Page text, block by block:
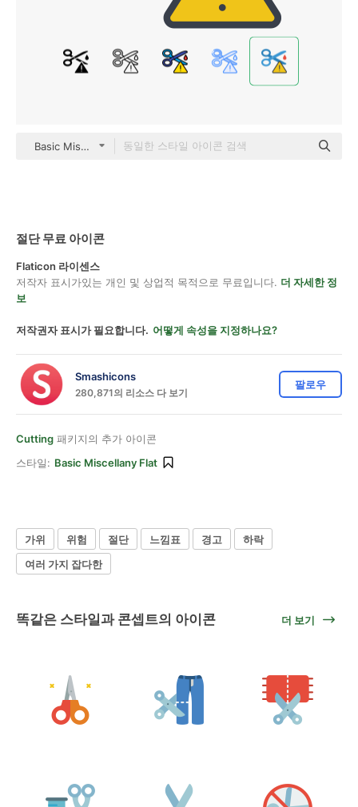
Basic Miscellany Flat
절단 무료 아이콘
Flaticon 라이센스
저작자 표시가있는 개인 및 상업적 목적으로 무료입니다. 더 자세한 정
보
저작권자 표시가 필요합니다. 어떻게 속성을 지정하나요?
Smashicons
280,871의 리소스 다 보기
팔로우
Cutting 패키지의 추가 아이콘
스타일: Basic Miscellany Flat
가위 위험 절단 느낌표 경고
하락
여러 가지 잡다한
똑같은 스타일과 콘셉트의 아이콘 더 보기